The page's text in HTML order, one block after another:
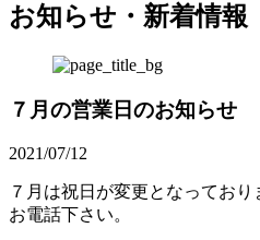
お知らせ・新着情報
７月の営業日のお知らせ
2021/07/12
７月は祝日が変更となっており
お電話下さい。